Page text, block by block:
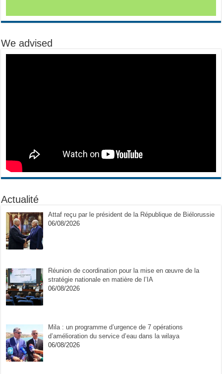
We advised
Actualité
Attaf reçu par le président de la République de Biélorussie
06/08/2026
Réunion de coordination pour la mise en œuvre de la
stratégie nationale en matière de l’IA
06/08/2026
Mila : un programme d’urgence de 7 opérations
d’amélioration du service d’eau dans la wilaya
06/08/2026